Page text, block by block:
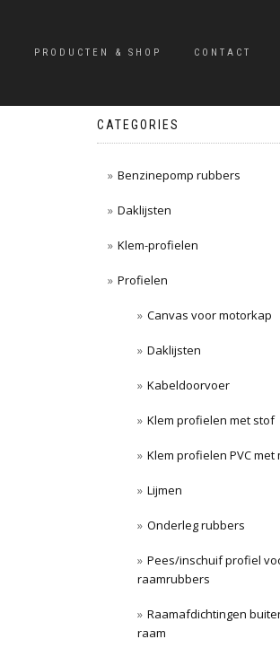
PRODUCTEN & SHOP CONTACT
CATEGORIES
Benzinepomp rubbers
Daklijsten
Klem-profielen
Profielen
Canvas voor motorkap
Daklijsten
Kabeldoorvoer
Klem profielen met stof
Klem profielen PVC met
Lijmen
Onderleg rubbers
Pees/inschuif profiel
raamrubbers
Raamafdichtingen
raam